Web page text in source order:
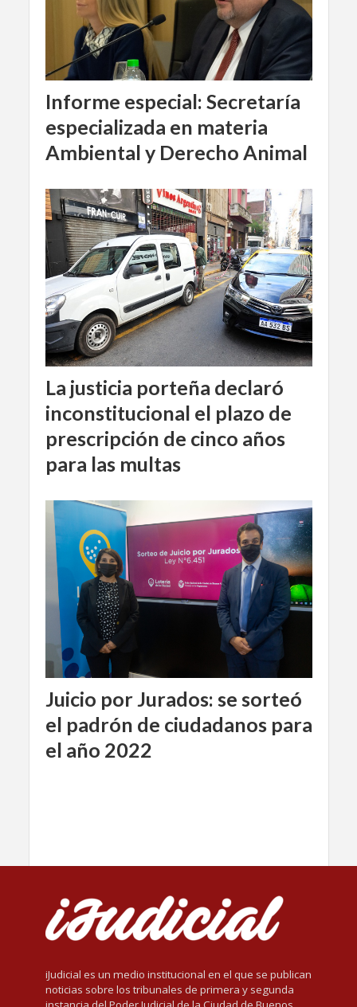
Informe especial: Secretaría
especializada en materia
Ambiental y Derecho Animal
La justicia porteña declaró
inconstitucional el plazo de
prescripción de cinco años
para las multas
Juicio por Jurados: se sorteó
el padrón de ciudadanos para
el año 2022
iJudicial es un medio institucional en el que se publican
noticias sobre los tribunales de primera y segunda